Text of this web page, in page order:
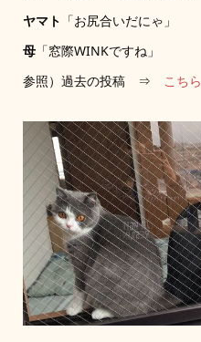
ヤマト 「お尻合いだにゃ」
母「窓際WINKですね」
参照）過去の投稿 ⇒
こちら